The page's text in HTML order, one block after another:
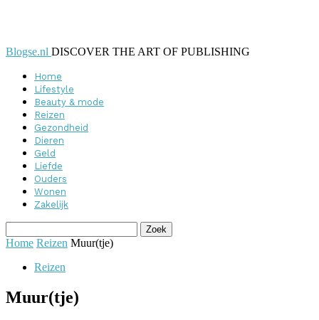
Blogse.nl DISCOVER THE ART OF PUBLISHING
Home
Lifestyle
Beauty & mode
Reizen
Gezondheid
Dieren
Geld
Liefde
Ouders
Wonen
Zakelijk
Home Reizen Muur(tje)
Reizen
Muur(tje)